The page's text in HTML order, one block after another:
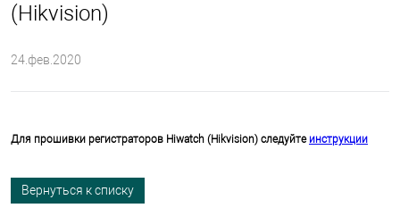
(Hikvision)
24.фев.2020
Для прошивки регистраторов Hiwatch (Hikvision) следуйте инструкции
Вернуться к списку